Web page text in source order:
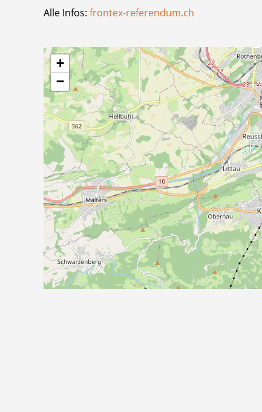
Alle Infos: frontex-referendum.ch
+
−